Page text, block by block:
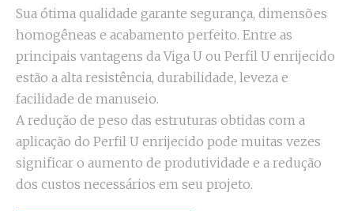
Sua ótima qualidade garante segurança, dimensões
homogêneas e acabamento perfeito. Entre as
principais vantagens da Viga U ou Perfil U enrijecido
estão a alta resistência, durabilidade, leveza e
facilidade de manuseio.
A redução de peso das estruturas obtidas com a
aplicação do Perfil U enrijecido pode muitas vezes
significar o aumento de produtividade e a redução
dos custos necessários em seu projeto.